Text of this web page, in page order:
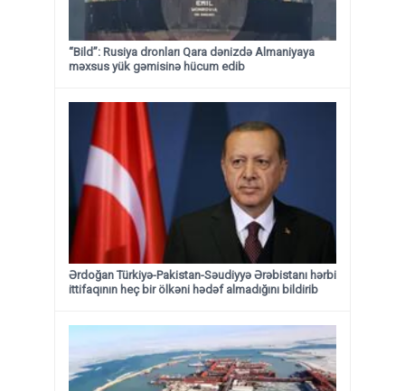
“Bild”: Rusiya dronları Qara dənizdə Almaniyaya
məxsus yük gəmisinə hücum edib
Ərdoğan Türkiyə-Pakistan-Səudiyyə Ərəbistanı hərbi
ittifaqının heç bir ölkəni hədəf almadığını bildirib